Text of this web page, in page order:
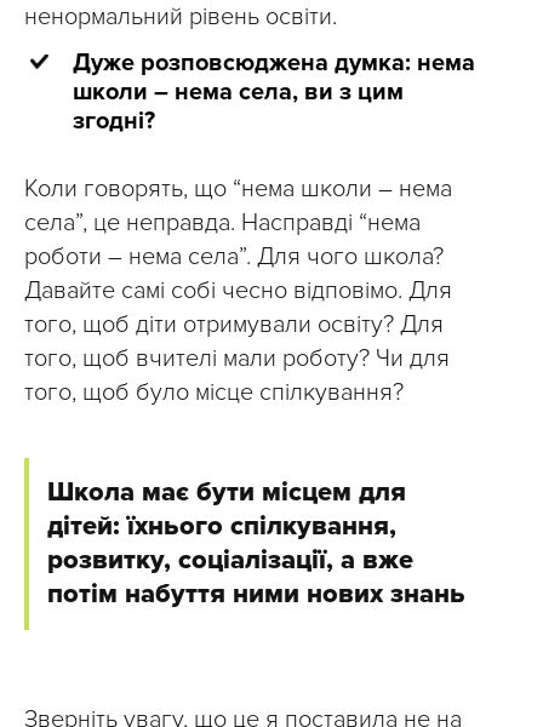
ненормальний рівень освіти.
Дуже розповсюджена думка: нема
школи – нема села, ви з цим
згодні?
Коли говорять, що “нема школи – нема
села”, це неправда. Насправді “нема
роботи – нема села”. Для чого школа?
Давайте самі собі чесно відповімо. Для
того, щоб діти отримували освіту? Для
того, щоб вчителі мали роботу? Чи для
того, щоб було місце спілкування?
Школа має бути місцем для
дітей: їхнього спілкування,
розвитку, соціалізації, а вже
потім набуття ними нових знань
Зверніть увагу, що це я поставила не на